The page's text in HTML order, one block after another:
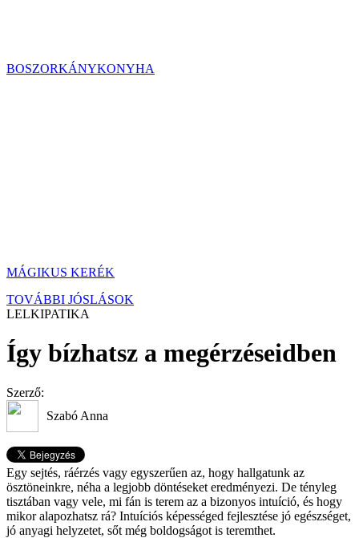
BOSZORKÁNYKONYHA
MÁGIKUS KERÉK
TOVÁBBI JÓSLÁSOK
LELKIPATIKA
Így bízhatsz a megérzéseidben
Szerző:
Szabó Anna
Egy sejtés, ráérzés vagy egyszerűen az, hogy hallgatunk az
ösztöneinkre, néha a legjobb döntéseket eredményezi. De tényleg
tisztában vagy vele, mi fán is terem az a bizonyos intuíció, és hogy
mikor alapozhatsz rá? Intuíciós képességed fejlesztése jó egészséget,
jó anyagi helyzetet, sőt még boldogságot is teremthet.